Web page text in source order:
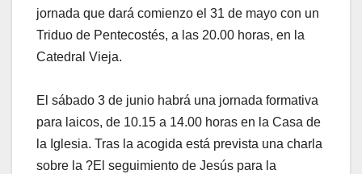
jornada que dará comienzo el 31 de mayo con un
Triduo de Pentecostés, a las 20.00 horas, en la
Catedral Vieja.
El sábado 3 de junio habrá una jornada formativa
para laicos, de 10.15 a 14.00 horas en la Casa de
la Iglesia. Tras la acogida está prevista una charla
sobre la ?El seguimiento de Jesús para la